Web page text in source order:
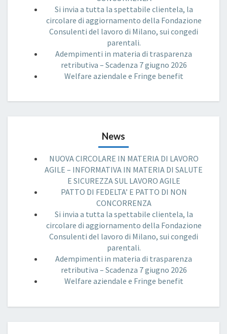
Si invia a tutta la spettabile clientela, la
circolare di aggiornamento della Fondazione
Consulenti del lavoro di Milano, sui congedi
parentali.
Adempimenti in materia di trasparenza
retributiva – Scadenza 7 giugno 2026
Welfare aziendale e Fringe benefit
News
NUOVA CIRCOLARE IN MATERIA DI LAVORO
AGILE – INFORMATIVA IN MATERIA DI SALUTE
E SICUREZZA SUL LAVORO AGILE
PATTO DI FEDELTA’ E PATTO DI NON
CONCORRENZA
Si invia a tutta la spettabile clientela, la
circolare di aggiornamento della Fondazione
Consulenti del lavoro di Milano, sui congedi
parentali.
Adempimenti in materia di trasparenza
retributiva – Scadenza 7 giugno 2026
Welfare aziendale e Fringe benefit